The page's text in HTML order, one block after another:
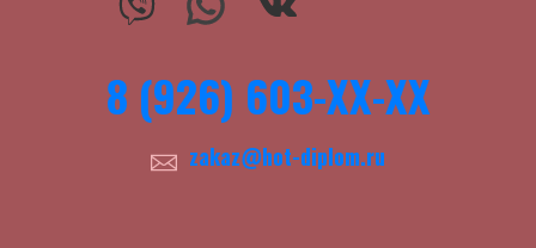
8 (926) 603-ХХ-ХХ
zakaz@hot-diplom.ru